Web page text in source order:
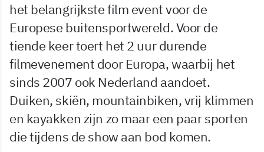
het belangrijkste film event voor de
Europese buitensportwereld. Voor de
tiende keer toert het 2 uur durende
filmevenement door Europa, waarbij het
sinds 2007 ook Nederland aandoet.
Duiken, skiën, mountainbiken, vrij klimmen
en kayakken zijn zo maar een paar sporten
die tijdens de show aan bod komen.